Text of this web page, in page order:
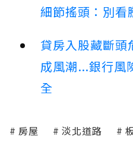
細節搖頭：別看
貸房入股藏斷頭
成風潮...銀行風
全
房屋 淡北道路